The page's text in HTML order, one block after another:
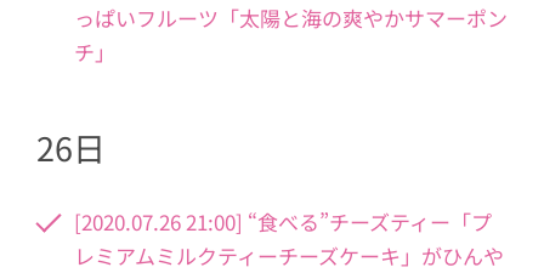
っぱいフルーツ「太陽と海の爽やかサマーポン
チ」
26日
[2020.07.26 21:00] “食べる”チーズティー「プ
レミアムミルクティーチーズケーキ」がひんや